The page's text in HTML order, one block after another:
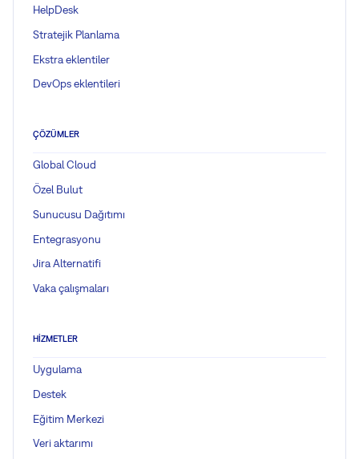
HelpDesk
Stratejik Planlama
Ekstra eklentiler
DevOps eklentileri
ÇÖZÜMLER
Global Cloud
Özel Bulut
Sunucusu Dağıtımı
Entegrasyonu
Jira Alternatifi
Vaka çalışmaları
HIZMETLER
Uygulama
Destek
Eğitim Merkezi
Veri aktarımı